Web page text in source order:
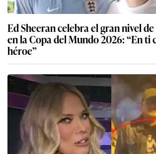
Ed Sheeran celebra el gran nivel
en la Copa del Mundo 2026: “En ti
héroe”